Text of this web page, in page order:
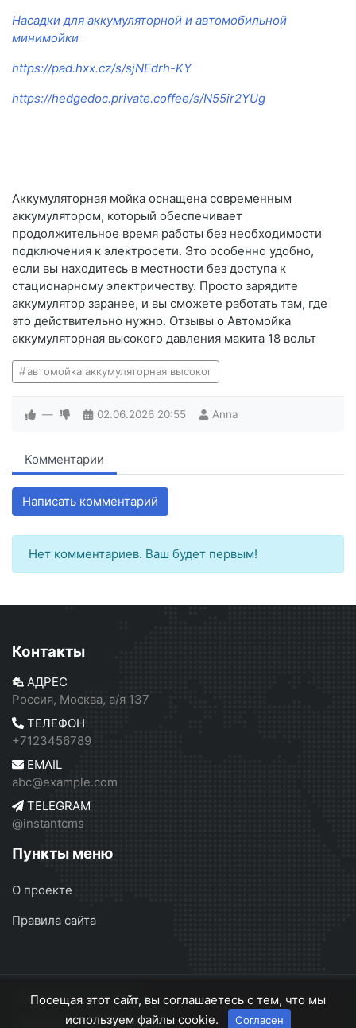
Насадки для аккумуляторной и автомобильной
минимойки
https://pad.hxx.cz/s/sjNEdrh-KY
https://hedgedoc.private.coffee/s/N55ir2YUg
Аккумуляторная мойка оснащена современным
аккумулятором, который обеспечивает
продолжительное время работы без необходимости
подключения к электросети. Это особенно удобно,
если вы находитесь в местности без доступа к
стационарному электричеству. Просто зарядите
аккумулятор заранее, и вы сможете работать там, где
это действительно нужно. Отзывы о Автомойка
аккумуляторная высокого давления макита 18 вольт
автомойка аккумуляторная высоког
— 02.06.2026 20:55 Anna
Комментарии
Написать комментарий
Нет комментариев. Ваш будет первым!
Контакты
АДРЕС
Россия, Москва, а/я 137
ТЕЛЕФОН
+7123456789
EMAIL
abc@example.com
TELEGRAM
@instantcms
Пункты меню
О проекте
Правила сайта
Серебрянск © 2026
О проекте
Правила сайта
Посещая этот сайт, вы соглашаетесь с тем, что мы
используем файлы cookie.
Согласен